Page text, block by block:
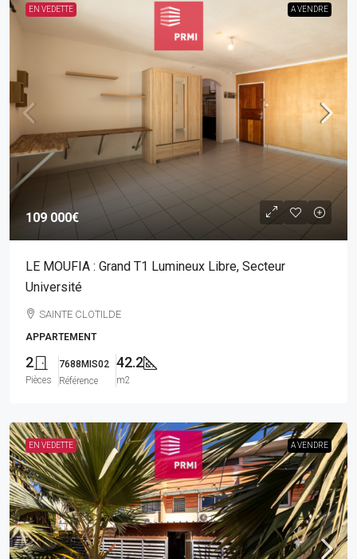
EN VEDETTE A VENDRE
109 000€
LE MOUFIA : Grand T1 Lumineux Libre, Secteur
Université
SAINTE CLOTILDE
APPARTEMENT
2
Pièces
7688MIS02
Référence
42.2
m2
EN VEDETTE A VENDRE